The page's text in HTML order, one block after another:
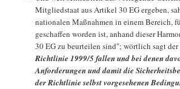
Mitgliedstaat aus Artikel 30 EG ergeben,
nationalen Maßnahmen in einem Bereich,
geschaffen worden ist, anhand dieser
30 EG zu beurteilen sind"; wörtlich sagt der
Richtlinie 1999/5 fallen und bei denen
Anforderungen und damit die
der Richtlinie selbst vorgesehenen